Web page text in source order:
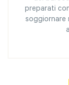
preparati
soggiornare